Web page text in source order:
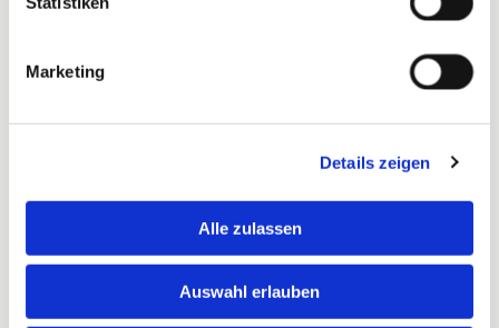
Marketing
Details zeigen
Alle zulassen
Auswahl erlauben
Herschbach
Hauptstraße 11
56249 Herschbach
02626 17900